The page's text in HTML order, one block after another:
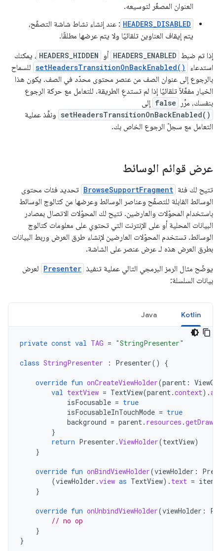
العنوان المصغّر لتوسيعه.
HEADERS_DISABLED : عند إنشاء نشاط شاشة التصفّح،
يتم إيقاف العناوين تلقائيًا ولا يتم عرضها مطلقًا.
إذا تم ضبط HEADERS_ENABLED أو HEADERS_HIDDEN ، يمكنك
استدعاء
setHeadersTransitionOnBackEnabled() للسماح
بالرجوع إلى عنوان الصف من عنصر محتوى محدّد في الصف. يكون هذا
الخيار مفعَّلاً تلقائيًا إذا لم تستدعِ الطريقة. للتعامل مع حركة الرجوع
بنفسك، مرِّر
false إلى
setHeadersTransitionOnBackEnabled() ونفِّذ عملية
التعامل مع سجلّ الرجوع الخاص بك.
عرض قوائم الوسائط
تتيح لك فئة BrowseSupportFragment تحديد فئات محتوى
الوسائط القابلة للتصفّح وعناصر الوسائط وعرضها من كتالوج الوسائط
باستخدام المحوّلات والعارضين. تتيح لك المحوّلات الاتصال بمصادر
البيانات المحلية أو على الإنترنت التي تحتوي على معلومات كتالوج
الوسائط. تستخدم المحوّلات العارضين لإنشاء طرق العرض وربط البيانات
بطرق العرض هذه لـ عرض عنصر على الشاشة.
يوضّح مثال الرمز البرمجي التالي عملية تنفيذ Presenter لعرض
بيانات السلسلة:
Kotlin
Java
private const val TAG = "StringPresenter"
class StringPresenter : Presenter() {
override fun onCreateViewHolder(parent :
val textView = TextView(parent .context).
isFocusable = true
isFocusableInTouchMode = true
background = parent . resources .
}
return Presenter .ViewHolder(textView)
}
override fun onBindViewHolder(viewHolder :
(viewHolder .view as TextView). text = item
}
override fun onUnbindViewHolder(viewHolder :
// no op
}
}